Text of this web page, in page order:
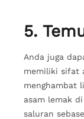
5.
Anda juga
memiliki sifat
menghambat
asam lemak
saluran